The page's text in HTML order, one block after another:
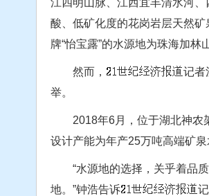
江四明山脉、江西宜丰清水河
酸、低矿化度的花岗岩层天然
牌“怡宝露”的水源地为珠海加林
然而，
记者
举。
2018年6月，位于湖北神农架
设计产能为年产25万吨高端矿
“水源地的选择，关乎着品质
地。”钟浩告诉